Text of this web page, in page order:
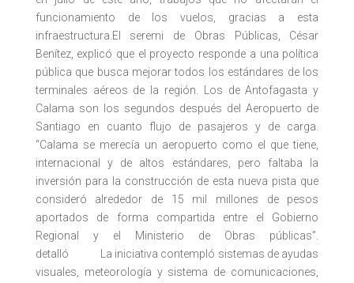
funcionamiento de los vuelos, gracias a esta
infraestructura.El seremi de Obras Públicas, César
Benítez, explicó que el proyecto responde a una política
pública que busca mejorar todos los estándares de los
terminales aéreos de la región. Los de Antofagasta y
Calama son los segundos después del Aeropuerto de
Santiago en cuanto flujo de pasajeros y de carga.
“Calama se merecía un aeropuerto como el que tiene,
internacional y de altos estándares, pero faltaba la
inversión para la construcción de esta nueva pista que
consideró alrededor de 15 mil millones de pesos
aportados de forma compartida entre el Gobierno
Regional y el Ministerio de Obras públicas”.
detalló La iniciativa contempló sistemas de ayudas
visuales, meteorología y sistema de comunicaciones,